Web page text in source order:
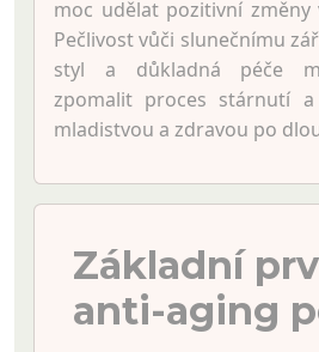
moc udělat pozitivní změny
Pečlivost vůči slunečnímu
styl a důkladná péče
zpomalit proces stárnutí
mladistvou a zdravou po
Základní
anti-aging